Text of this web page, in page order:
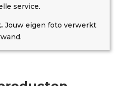
service.
Jouw eigen foto verwerkt